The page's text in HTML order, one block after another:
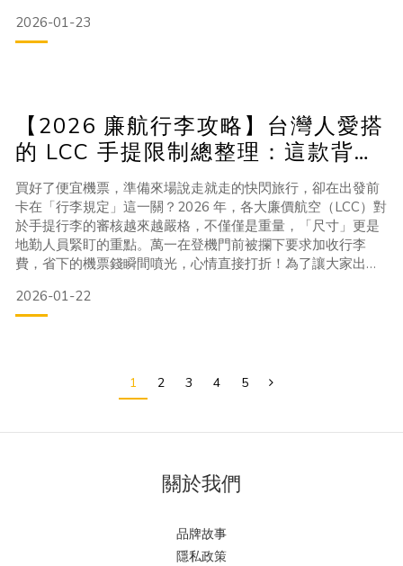
業的旅行裝備小撇步！1. 卡加利 (Calgary)：通往冒險的現代門
戶卡加利不僅是亞伯達省的交通樞紐，更是劇中都會氛圍的來
2026-01-23
【2026 廉航行李攻略】台灣人愛搭
的 LCC 手提限制總整理：這款背包
竟能全航線通用？
買好了便宜機票，準備來場說走就走的快閃旅行，卻在出發前
卡在「行李規定」這一關？2026 年，各大廉價航空（LCC）對
於手提行李的審核越來越嚴格，不僅僅是重量，「尺寸」更是
地勤人員緊盯的重點。萬一在登機門前被攔下要求加收行李
費，省下的機票錢瞬間噴光，心情直接打折！為了讓大家出國
行李規定。最棒的是，【 Journey 旅行後背包】 簡直是為了廉
航而生的「黃金尺寸」！
2026-01-22
1 2 3 4 5
關於我們
品牌故事
隱私政策